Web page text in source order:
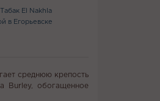
Табак El Nakhla
в Егорьевске
среднюю крепость
Burley, обогащенное